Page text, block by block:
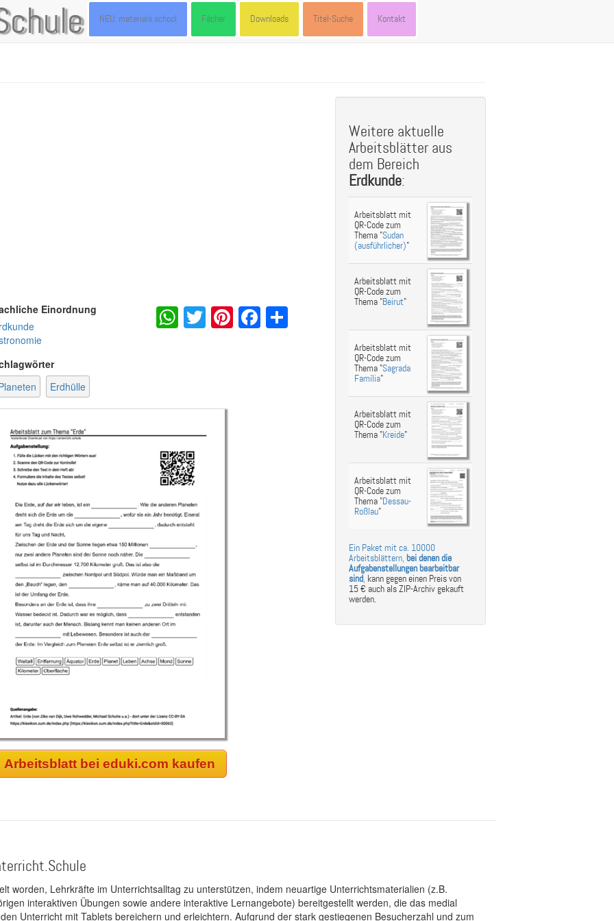
NEU: materials.school Fächer Downloads Titel-Suche Kontakt
Einordnung
Erdhülle
WhatsApp
Twitter
Pinterest
Facebook
Arbeitsblatt bei eduki.com kaufen
Weitere aktuelle
Arbeitsblätter aus
dem Bereich
Erdkunde:
Arbeitsblatt mit
QR-Code zum
Thema "Sudan
(ausführlicher)"
Arbeitsblatt mit
QR-Code zum
Thema "Beirut"
Arbeitsblatt mit
QR-Code zum
Thema "Sagrada
Família"
Arbeitsblatt mit
QR-Code zum
Thema "Kreide"
Arbeitsblatt mit
QR-Code zum
Thema "Dessau-
Roßlau"
Ein Paket mit ca. 10000
Arbeitsblättern, bei denen die
Aufgabenstellungen bearbeitbar
sind, kann gegen einen Preis von
15 € auch als ZIP-Archiv gekauft
werden.
worden, Lehrkräfte im Unterrichtsalltag zu unterstützen, indem neuartige Unterrichtsmaterialien (z.B.
interaktiven Übungen sowie andere interaktive Lernangebote) bereitgestellt werden, die das medial
Unterricht mit Tablets bereichern und erleichtern. Aufgrund der stark gestiegenen Besucherzahl und zum